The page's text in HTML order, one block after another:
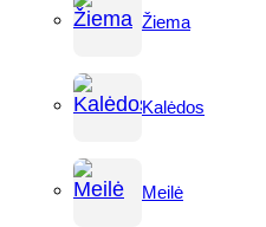
Žiema
Kalėdos
Meilė